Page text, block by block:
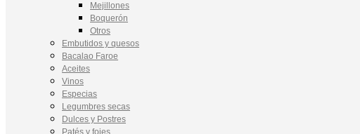
Mejillones
Boquerón
Otros
Embutidos y quesos
Bacalao Faroe
Aceites
Vinos
Especias
Legumbres secas
Dulces y Postres
Patés y foies